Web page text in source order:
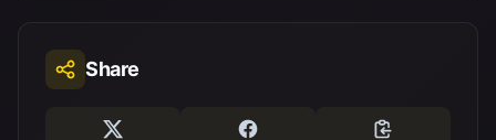
Share